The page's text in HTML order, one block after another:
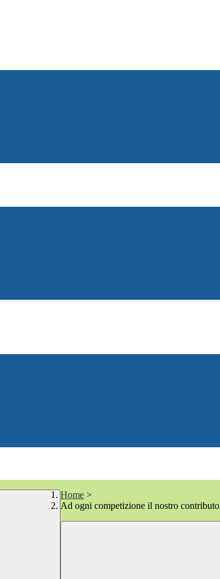
Home >
Ad ogni competizione il nostro contributo